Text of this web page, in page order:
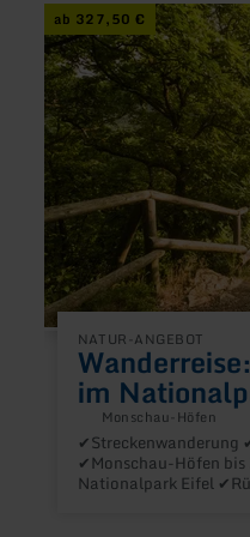
ab 327,50 €
NATUR-ANGEBOT
im
Monschau-Höfen
✔Streckenwanderung ✔4 Tage ✔ca. 85 km
✔Monschau-Höfen
Nationalpark Eifel
mehr
erfahren
zu:
Wanderreise:
Wildnis-
Trail
im
Nationalpark
Eifel